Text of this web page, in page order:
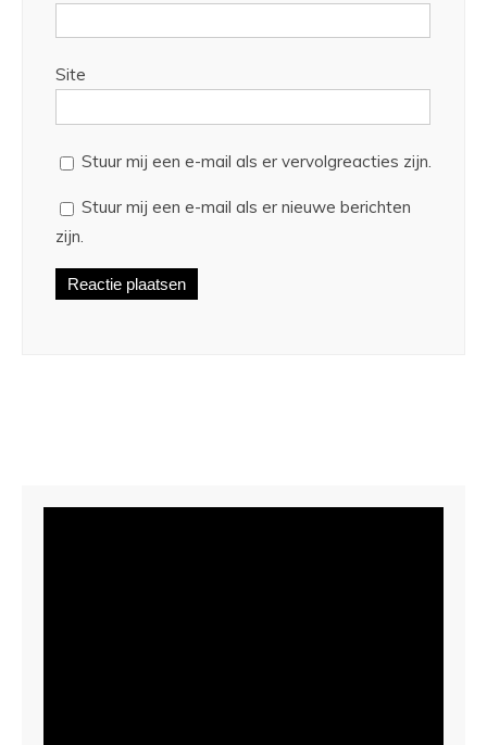
Site
Stuur mij een e-mail als er vervolgreacties zijn.
Stuur mij een e-mail als er nieuwe berichten
zijn.